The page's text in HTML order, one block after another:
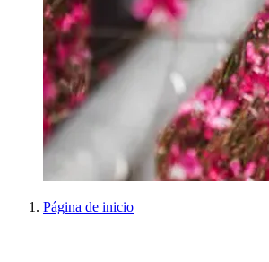
Página de inicio